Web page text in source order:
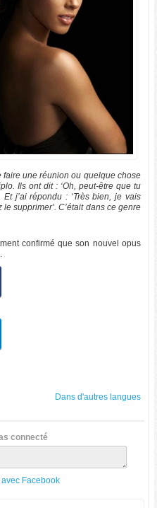
faire une réunion ou quelque chose
Ils ont dit : ‘Oh, peut-être que tu
j’ai répondu : ‘Très bien, je vais
supprimer’. C’était dans ce genre
confirmé que son nouvel opus
Dans d'autres langues
connecté
Facebook